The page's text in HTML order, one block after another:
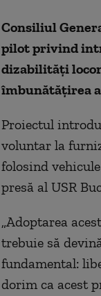
Consiliul
pilot privind
dizabilități
îmbunătățirea
Proiectul
voluntar la
folosind
presă al USR
„Adoptarea
trebuie să
fundamental:
dorim ca acest